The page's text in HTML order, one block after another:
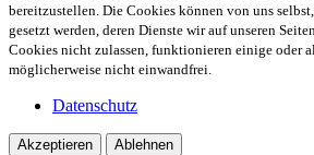
bereitzustellen. Die Cookies können von uns
gesetzt werden, deren Dienste wir auf unseren
Cookies nicht zulassen, funktionieren einige oder
möglicherweise nicht einwandfrei.
Datenschutz
Akzeptieren Ablehnen